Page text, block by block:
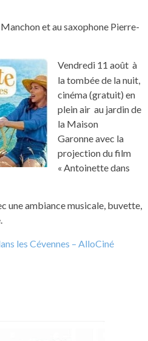
Manchon et au saxophone Pierre-
Vendredi 11 août à
la tombée de la nuit,
cinéma (gratuit) en
plein air au jardin de
la Maison
Garonne avec la
projection du film
« Antoinette dans
une ambiance musicale, buvette,
les Cévennes – AlloCiné